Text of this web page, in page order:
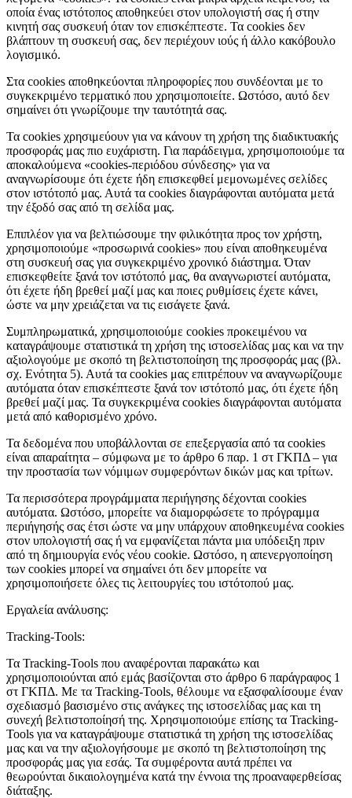
οποία ένας ιστότοπος αποθηκεύει στον υπολογιστή σας ή στην
κινητή σας συσκευή όταν τον επισκέπτεστε. Τα cookies δεν
βλάπτουν τη συσκευή σας, δεν περιέχουν ιούς ή άλλο κακόβουλο
λογισμικό.
Στα cookies αποθηκεύονται πληροφορίες που συνδέονται με το
συγκεκριμένο τερματικό που χρησιμοποιείτε. Ωστόσο, αυτό δεν
σημαίνει ότι γνωρίζουμε την ταυτότητά σας.
Τα cookies χρησιμεύουν για να κάνουν τη χρήση της διαδικτυακής
προσφοράς μας πιο ευχάριστη. Για παράδειγμα, χρησιμοποιούμε τα
αποκαλούμενα «cookies-περιόδου σύνδεσης» για να
αναγνωρίσουμε ότι έχετε ήδη επισκεφθεί μεμονωμένες σελίδες
στον ιστότοπό μας. Αυτά τα cookies διαγράφονται αυτόματα μετά
την έξοδό σας από τη σελίδα μας.
Επιπλέον για να βελτιώσουμε την φιλικότητα προς τον χρήστη,
χρησιμοποιούμε «προσωρινά cookies» που είναι αποθηκευμένα
στη συσκευή σας για συγκεκριμένο χρονικό διάστημα. Όταν
επισκεφθείτε ξανά τον ιστότοπό μας, θα αναγνωριστεί αυτόματα,
ότι έχετε ήδη βρεθεί μαζί μας και ποιες ρυθμίσεις έχετε κάνει,
ώστε να μην χρειάζεται να τις εισάγετε ξανά.
Συμπληρωματικά, χρησιμοποιούμε cookies προκειμένου να
καταγράψουμε στατιστικά τη χρήση της ιστοσελίδας μας και να την
αξιολογούμε με σκοπό τη βελτιστοποίηση της προσφοράς μας (βλ.
σχ. Ενότητα 5). Αυτά τα cookies μας επιτρέπουν να αναγνωρίζουμε
αυτόματα όταν επισκέπτεστε ξανά τον ιστότοπό μας, ότι έχετε ήδη
βρεθεί μαζί μας. Τα συγκεκριμένα cookies διαγράφονται αυτόματα
μετά από καθορισμένο χρόνο.
Τα δεδομένα που υποβάλλονται σε επεξεργασία από τα cookies
είναι απαραίτητα – σύμφωνα με το άρθρο 6 παρ. 1 στ ΓΚΠΔ – για
την προστασία των νόμιμων συμφερόντων δικών μας και τρίτων.
Τα περισσότερα προγράμματα περιήγησης δέχονται cookies
αυτόματα. Ωστόσο, μπορείτε να διαμορφώσετε το πρόγραμμα
περιήγησής σας έτσι ώστε να μην υπάρχουν αποθηκευμένα cookies
στον υπολογιστή σας ή να εμφανίζεται πάντα μια υπόδειξη πριν
από τη δημιουργία ενός νέου cookie. Ωστόσο, η απενεργοποίηση
των cookies μπορεί να σημαίνει ότι δεν μπορείτε να
χρησιμοποιήσετε όλες τις λειτουργίες του ιστότοπού μας.
Εργαλεία ανάλυσης:
Tracking-Tools:
Τα Tracking-Tools που αναφέρονται παρακάτω και
χρησιμοποιούνται από εμάς βασίζονται στο άρθρο 6 παράγραφος 1
στ ΓΚΠΔ. Με τα Tracking-Tools, θέλουμε να εξασφαλίσουμε έναν
σχεδιασμό βασισμένο στις ανάγκες της ιστοσελίδας μας και τη
συνεχή βελτιστοποίησή της. Χρησιμοποιούμε επίσης τα Tracking-
Tools για να καταγράψουμε στατιστικά τη χρήση της ιστοσελίδας
μας και να την αξιολογήσουμε με σκοπό τη βελτιστοποίηση της
προσφοράς μας για εσάς. Τα συμφέροντα αυτά πρέπει να
θεωρούνται δικαιολογημένα κατά την έννοια της προαναφερθείσας
διάταξης.